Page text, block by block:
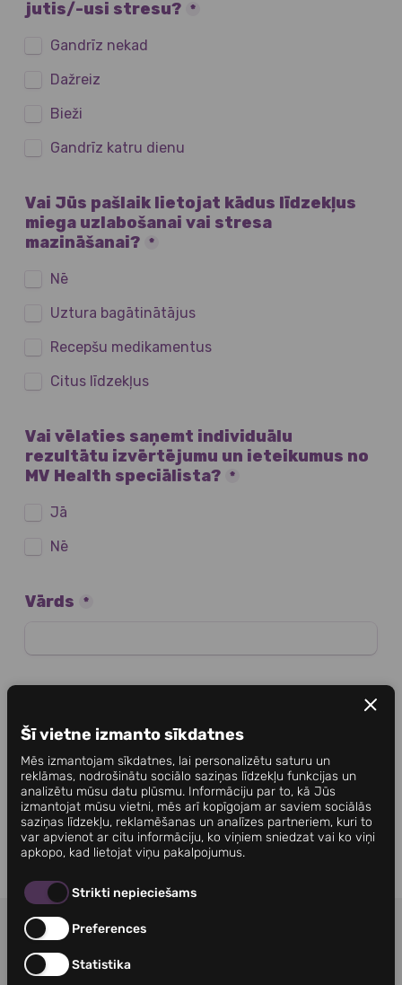
Šī vietne izmanto sīkdatnes
Mēs izmantojam sīkdatnes, lai personalizētu saturu un
reklāmas, nodrošinātu sociālo saziņas līdzekļu funkcijas un
analizētu mūsu datu plūsmu. Informāciju par to, kā Jūs
izmantojat mūsu vietni, mēs arī kopīgojam ar saviem sociālās
saziņas līdzekļu, reklamēšanas un analīzes partneriem, kuri to
var apvienot ar citu informāciju, ko viņiem sniedzat vai ko viņi
apkopo, kad lietojat viņu pakalpojumus.
Strikti nepieciešams
Preferences
Statistika
NOTEIKUMI KONTAKTI